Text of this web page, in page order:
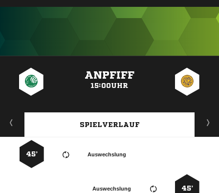
ANPFIFF
15:00UHR
SPIELVERLAUF
Auswechslung
45’
45’
Auswechslung